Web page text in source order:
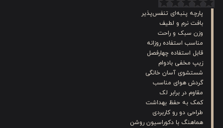
پارچه پنبه‌ای تنفس‌پذیر
بافت نرم و لطیف
وزن سبک و راحت
مناسب استفاده روزانه
قابل استفاده چهارفصل
زیپ مخفی بادوام
شستشوی آسان خانگی
گردش هوای مناسب
مقاوم در برابر لک
کمک به حفظ بهداشت
طراحی دو رو کاربردی
هماهنگ با دکوراسیون روشن